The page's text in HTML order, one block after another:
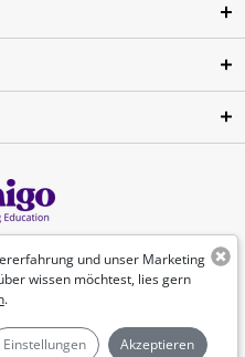
und unser Marketing
wissen möchtest, lies gern
.
Einstellungen Akzeptieren
2026